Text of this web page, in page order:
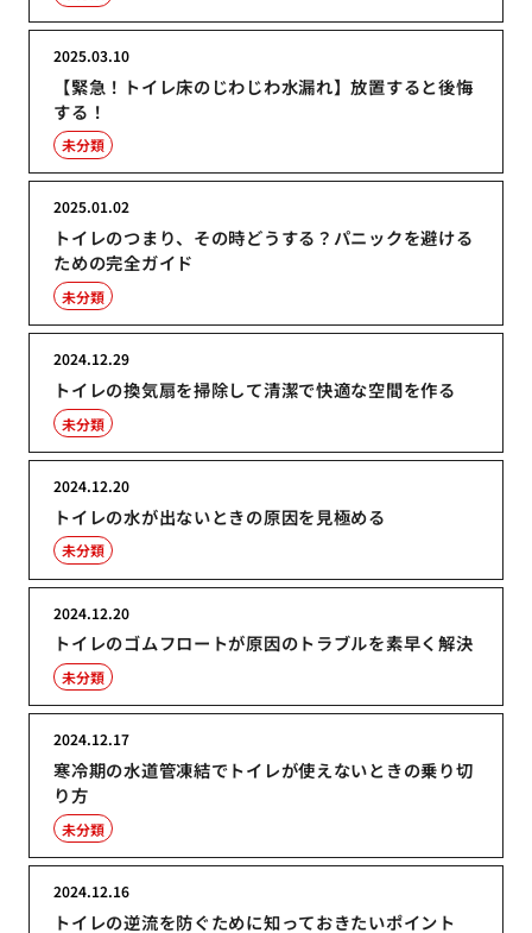
【緊急！トイレ床のじわじわ水漏れ】放置すると後悔
する！
2025.03.10
未分類
トイレのつまり、その時どうする？パニックを避ける
ための完全ガイド
2025.01.02
未分類
トイレの換気扇を掃除して清潔で快適な空間を作る
2024.12.29
未分類
トイレの水が出ないときの原因を見極める
2024.12.20
未分類
トイレのゴムフロートが原因のトラブルを素早く解決
2024.12.20
未分類
寒冷期の水道管凍結でトイレが使えないときの乗り切
り方
2024.12.17
未分類
トイレの逆流を防ぐために知っておきたいポイント
2024.12.16